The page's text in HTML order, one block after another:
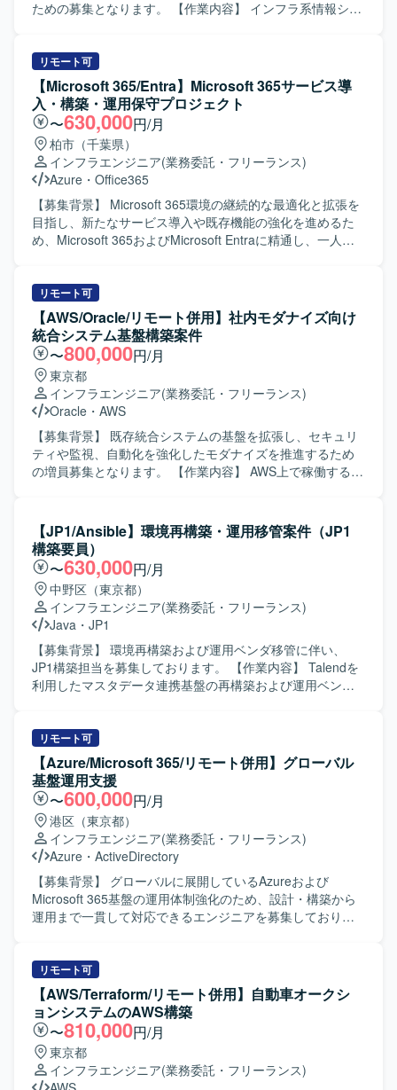
ます。中国担当チーム向けの手順書作成および日本語によ
ら、計画立案から手順化、検証、ドキュメント整備まで一
貫して遂行できる方を求めております。関係者と連携しな
がら、複数拠点にまたがる環境の調整や改善提案を主体的
に進めていただける方が望ましいです。 【ポジションの魅
力】 グローバルに展開する大規模MCM環境を対象としたプ
ロジェクトに参画でき、Windows ServerやMCMを中心とし
たエンタープライズインフラの設計・移行ノウハウを深め
ていただけます。OSバージョンアップと震災リスク分散を
同時に推進するため、インフラ更改およびBCP観点の知見
も獲得できるポジションです。 【開発環境】 MCM（旧
SCCM）、Windows Server 2016/2019/2022、Active
ための募集となります。 【作業内容】 インフラ系情報シス
え、現行環境の調査から運用改善提案、実行までを一気通
貫で対応いただきます。社内運用チームのクラウドおよび
サーバセクションをリードし、顧客折衝や各種調整、メン
バーへのタスクアサインを通じて、最大成果の創出を推進
していただきます。対象はAWS、Windows Server、
Linux（Amazon Linux）を中心としたサーバ基盤および
Microsoft系ミドルウェアやサービス群となります。 【求め
る人物像】 主体的に課題を発見し、関係者と連携しながら
推進いただける方を求めています。顧客やチームメンバー
と円滑にコミュニケーションを取りつつ、リードポジショ
ンとして周囲を巻き込みながら成果創出ができる方にマッ
で一貫して携わることができ、マネジメントと技術の両面
でスキルを発揮・強化していただけます。AWSやMicrosoft
系ソリューションを中心としたサーバ基盤に広く関わるこ
とで、インフラ領域の知見を深めることができます。 【開
発環境】 クラウドはAWS（メイン）、Microsoft Azure、
Entra ID（旧Azure AD）、Power Automateなどを利用して
います。サーバはWindows ServerおよびLinux（Amazon
Linux）を中心とした構成です。ミドルウェアおよびソフト
ウェアとしては、Active Directory、Microsoft Entra
Connect（旧Azure AD Connect）、Microsoft Configuration
Manager、SKYSEA、Exchange Server（オンプレ）などの
リモート可
【Microsoft 365/Entra】Microsoft 365サービス導
入・構築・運用保守プロジェクト
〜630,000円/月
柏市（千葉県）
インフラエンジニア(業務委託・フリーランス)
Azure ・ Office365
【募集背景】 Microsoft 365環境の継続的な最適化と拡張を
目指し、新たなサービス導入や既存機能の強化を進めるた
め、Microsoft 365およびMicrosoft Entraに精通し、一人称
戦力となるメンバーを募集しています。 【作業内容】
Microsoft 365サービスの構築から導入に至るまでの一連の
プロセスをご担当いただきます。具体的には、導入済みの
Teams、Microsoft Purview Information Protection、
Intune、Vivaエンゲージ（Yammer）、SharePoint、
OneDrive、Exchange Online、Microsoft Entraなどの各サー
ビスに対する調査、設計、検証、構築、運用保守までを一
貫して対応いただきます。今後追加される新しいMicrosoft
365サービスについても、調査、検討、検証プロセスに主体
的に関わっていただきます。 【求める人物像】 自律的に業
務を遂行し、新しい技術やサービスに対して積極的に学
いただける方が望ましいです。 【ポジションの魅力】
Microsoft 365およびMicrosoft Entraを中心とした最新のク
ラウドサービス全般に幅広く関わることができるポジショ
ンです。継続的な機能拡張や新サービス導入の検討・検証
を通じて、モダンワークプレース環境の構築・運用に深く
携わることができ、自律性を重んじる環境の中でスキルを
高めていくことができます。 【開発環境】 Microsoft 365サ
ービス全般、Microsoft Entra、Teams、Microsoft Purview
Information Protection、Intune、Vivaエンゲージ
（Yammer）、SharePoint、OneDrive、Exchange Online、
リモート可
【AWS/Oracle/リモート併用】社内モダナイズ向け
統合システム基盤構築案件
〜800,000円/月
東京都
インフラエンジニア(業務委託・フリーランス)
Oracle ・ AWS
【募集背景】 既存統合システムの基盤を拡張し、セキュリ
ティや監視、自動化を強化したモダナイズを推進するため
の増員募集となります。 【作業内容】 AWS上で稼働する統
Phase1環境をベースに、Phase2としてセキュリティ、監
視、認証、配信機能を含む追加基盤を整備していただきま
す。 具体的には、VPCやサブネット、ルート設計、EC2や
ALB、AutoScaling、RDS Oracleの構築、CloudFrontや
WAF、Cognito、Secrets Manager、CloudWatchなどの各種
マネージドサービスの設計や構築を実施していただきま
す。 また、CodePipeline、CodeBuild、CodeDeployを用い
たCI/CDパイプラインの構築や、自動化および監視運用の仕
組み構築、VPC Peering接続対応、各種試験や移行対応にも
携わっていただきます。 【求める人物像】 主体的に設計や
ニケーションを取り、共通認識を持って作業を進められる
方を想定しています。 AWSのベストプラクティスを意識し
ながら、品質とセキュリティを両立した基盤構築に取り組
んでいただける方が望ましいです。 【ポジションの魅力】
AWSの各種マネージドサービスを幅広く活用した統合基盤
の構築に携わることができ、インフラ設計から自動化、監
視運用まで一貫した経験を積むことができます。 既存環境
を踏まえたPhase2構築となるため、モダナイズや高度化に
関する知見を深めながら、クラウド基盤エンジニアとして
のスキルを強化できる環境です。 【開発環境】 AWSを中心
としたクラウド環境上で、EC2、RDS Oracle、ALB、
ビスを利用して構築を行います。 CI/CDには
CodePipeline、CodeBuild、CodeDeployを用い、インフラ
の自動化および監視運用の仕組みを整備します。
【JP1/Ansible】環境再構築・運用移管案件（JP1
構築要員）
〜630,000円/月
中野区（東京都）
インフラエンジニア(業務委託・フリーランス)
Java ・ JP1
【募集背景】 環境再構築および運用ベンダ移管に伴い、
JP1構築担当を募集しております。 【作業内容】 Talendを
利用したマスタデータ連携基盤の再構築および運用ベンダ
ます。 JP1-IM担当の方には、JP1-IMによる監視設計・構
築、REST／Ping／プロセス／リソース監視設定、イベント
監視およびWebhook連携設定、環境別運用ルール整理
（DEV／DR／本番）、環境構築・テスト・運用設計・運用
ツール開発支援などをお任せいたします。 JP1-AJS担当の
方には、Service起動停止・運転再開、系切替・LB片寄せ、
リグレッション試験やハッシュ比較によるマスタ正常性確
認、処理時間推移・Java-GC推移・JOB実行時短時間性能
推移の確認、ログローテや性能情報収集の実行処理、バッ
クアップなどをお任せいたします。 【求める人物像】 顧客
と直接コミュニケーションを取りながら、要件確認や課題
に取り組んでいただける方が望ましいです。 【ポジション
の魅力】 高セキュリティ環境における基盤再構築および運
用移管の上流から携わることができ、JP1およびIaCを活用
した運用設計・構築の経験を深めることができます。顧客
との直接コミュニケーションを通じて、要件定義や課題解
決のスキルも伸ばせるポジションです。 【開発環境】
Talend を用いたマスタデータ連携基盤、高セキュリティ環
リモート可
【Azure/Microsoft 365/リモート併用】グローバル
基盤運用支援
〜600,000円/月
港区（東京都）
インフラエンジニア(業務委託・フリーランス)
Azure ・ ActiveDirectory
【募集背景】 グローバルに展開しているAzureおよび
Microsoft 365基盤の運用体制強化のため、設計・構築から
運用まで一貫して対応できるエンジニアを募集しておりま
ます。具体的には、認証・ID管理やセキュリティ、監査対
応、デバイス管理に関する設計および運用支援を行ってい
ただきます。オンプレミスチームと連携しながら、オンプ
レミスActive Directoryとのハイブリッド環境の運用や、関
連するドキュメント整備、各種調整業務も実施していただ
きます。 【求める人物像】 クラウドおよびオンプレミス双
方の技術に興味関心を持ち、主体的に情報収集やキャッチ
リモート可
【AWS/Terraform/リモート併用】自動車オークシ
ョンシステムのAWS構築
〜810,000円/月
東京都
インフラエンジニア(業務委託・フリーランス)